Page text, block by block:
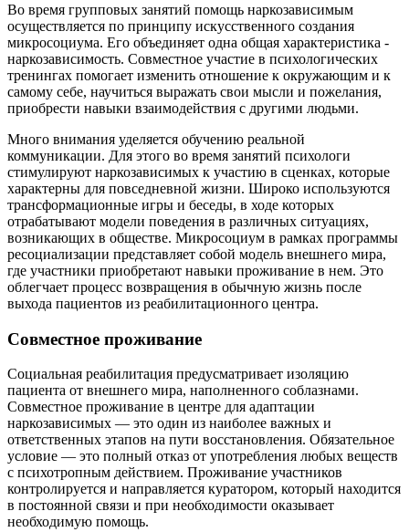
Во время групповых занятий помощь наркозависимым
осуществляется по принципу искусственного создания
микросоциума. Его объединяет одна общая характеристика -
наркозависимость. Совместное участие в психологических
тренингах помогает изменить отношение к окружающим и к
самому себе, научиться выражать свои мысли и пожелания,
приобрести навыки взаимодействия с другими людьми.
Много внимания уделяется обучению реальной
коммуникации. Для этого во время занятий психологи
стимулируют наркозависимых к участию в сценках, которые
характерны для повседневной жизни. Широко используются
трансформационные игры и беседы, в ходе которых
отрабатывают модели поведения в различных ситуациях,
возникающих в обществе. Микросоциум в рамках программы
ресоциализации представляет собой модель внешнего мира,
где участники приобретают навыки проживание в нем. Это
облегчает процесс возвращения в обычную жизнь после
выхода пациентов из реабилитационного центра.
Совместное проживание
Социальная реабилитация предусматривает изоляцию
пациента от внешнего мира, наполненного соблазнами.
Совместное проживание в центре для адаптации
наркозависимых — это один из наиболее важных и
ответственных этапов на пути восстановления. Обязательное
условие — это полный отказ от употребления любых веществ
с психотропным действием. Проживание участников
контролируется и направляется куратором, который находится
в постоянной связи и при необходимости оказывает
необходимую помощь.